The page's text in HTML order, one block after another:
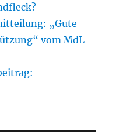
„Gute
vom MdL